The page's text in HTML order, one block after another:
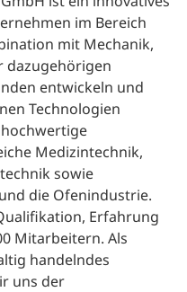
im Bereich
mit Mechanik,
dazugehörigen
entwickeln und
Technologien
Medizintechnik,
sowie
die Ofenindustrie.
Erfahrung
Mitarbeitern. Als
handelndes
uns der